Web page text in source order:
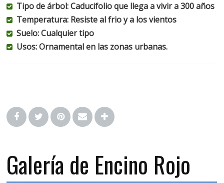
Tipo de árbol: Caducifolio que llega a vivir a 300 años
Temperatura: Resiste al frio y a los vientos
Suelo: Cualquier tipo
Usos: Ornamental en las zonas urbanas.
Galería de Encino Rojo